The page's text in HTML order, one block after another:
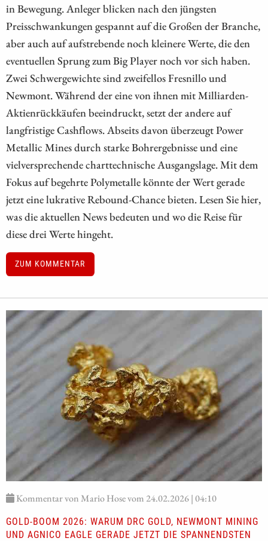
in Bewegung. Anleger blicken nach den jüngsten
Preisschwankungen gespannt auf die Großen der Branche,
aber auch auf aufstrebende noch kleinere Werte, die den
eventuellen Sprung zum Big Player noch vor sich haben.
Zwei Schwergewichte sind zweifellos Fresnillo und
Newmont. Während der eine von ihnen mit Milliarden-
Aktienrückkäufen beeindruckt, setzt der andere auf
langfristige Cashflows. Abseits davon überzeugt Power
Metallic Mines durch starke Bohrergebnisse und eine
vielversprechende charttechnische Ausgangslage. Mit dem
Fokus auf begehrte Polymetalle könnte der Wert gerade
jetzt eine lukrative Rebound-Chance bieten. Lesen Sie hier,
was die aktuellen News bedeuten und wo die Reise für
diese drei Werte hingeht.
ZUM KOMMENTAR
Kommentar von Mario Hose vom 24.02.2026 | 04:10
GOLD-BOOM 2026: WARUM DRC GOLD, NEWMONT MINING
UND AGNICO EAGLE GERADE JETZT DIE SPANNENDSTEN